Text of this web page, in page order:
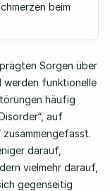
beim
Sorgen über
werden funktionelle
häufig
auf
darauf,
vielmehr darauf,
gegenseitig